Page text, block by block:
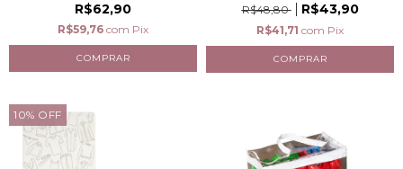
R$62,90
R$59,76 com Pix
R$48,80
R$43,90
R$41,71 com Pix
10% OFF